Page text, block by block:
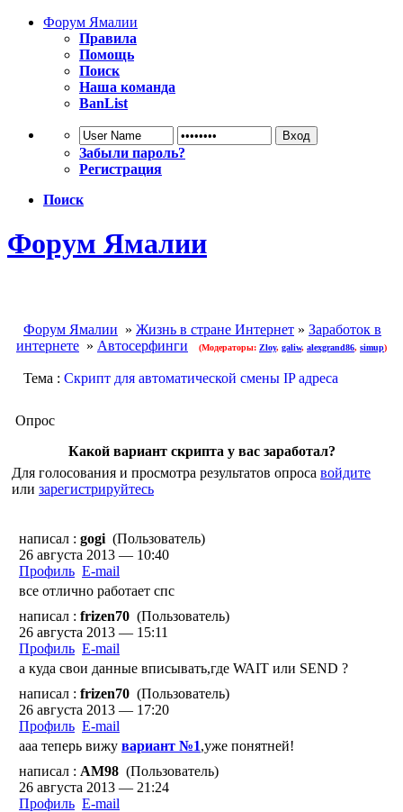
Форум Ямалии
Правила
Помощь
Поиск
Наша команда
BanList
Забыли пароль?
Регистрация
Поиск
Форум Ямалии
Форум Ямалии » Жизнь в стране Интернет » Заработок в
интернете » Автосерфинги (Модераторы: Zloy, galiw, alexgrand86, simup)
Тема : Скрипт для автоматической смены IP адреса
Опрос
Какой вариант скрипта у вас заработал?
Для голосования и просмотра результатов опроса войдите
или зарегистрируйтесь
написал : gogi (Пользователь)
26 августа 2013 — 10:40
Профиль E-mail
все отлично работает спс
написал : frizen70 (Пользователь)
26 августа 2013 — 15:11
Профиль E-mail
а куда свои данные вписывать,где WAIT или SEND ?
написал : frizen70 (Пользователь)
26 августа 2013 — 17:20
Профиль E-mail
ааа теперь вижу вариант №1,уже понятней!
написал : AM98 (Пользователь)
26 августа 2013 — 21:24
Профиль E-mail